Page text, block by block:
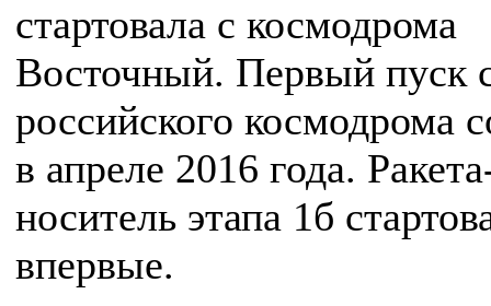
стартовала с космодрома
Восточный. Первый пуск
российского космодрома
в апреле 2016 года.
носитель этапа 1б
впервые.